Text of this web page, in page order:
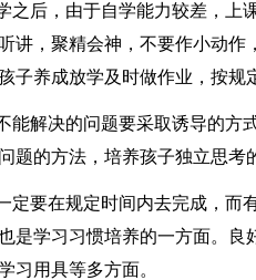
之后，由于自学能力较差，上
讲，聚精会神，不要作小动
子养成放学及时做作业，按规
能解决的问题要采取诱导的方
题的方法，培养孩子独立思考
定要在规定时间内去完成，而
是学习习惯培养的一方面。
习用具等多方面。